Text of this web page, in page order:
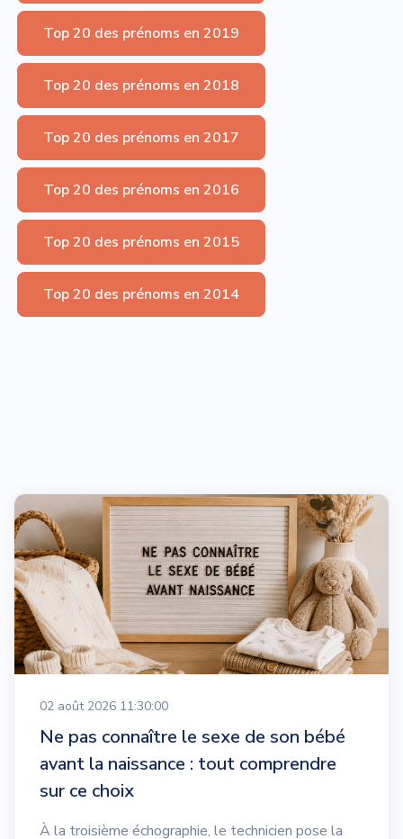
Top 20 des prénoms en 2019
Top 20 des prénoms en 2018
Top 20 des prénoms en 2017
Top 20 des prénoms en 2016
Top 20 des prénoms en 2015
Top 20 des prénoms en 2014
02 août 2026 11:30:00
Ne pas connaître le sexe de son bébé
avant la naissance : tout comprendre
sur ce choix
À la troisième échographie, le technicien pose la